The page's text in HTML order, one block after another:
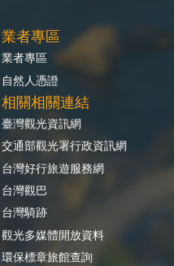
業者專區
業者專區
自然人憑證
相關相關連結
臺灣觀光資訊網
交通部觀光署行政資訊網
台灣好行旅遊服務網
台灣觀巴
台灣騎跡
觀光多媒體開放資料
環保標章旅館查詢